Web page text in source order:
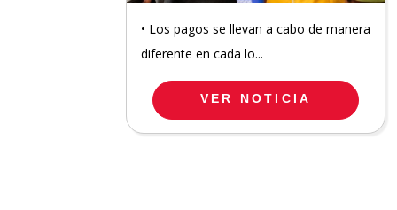
• Los pagos se llevan a cabo de manera
diferente en cada lo...
VER NOTICIA